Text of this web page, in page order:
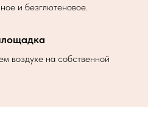
и безглютеновое.
воздухе на собственной